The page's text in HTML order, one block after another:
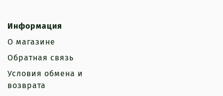
Информация
О магазине
Обратная связь
Условия обмена и
возврата